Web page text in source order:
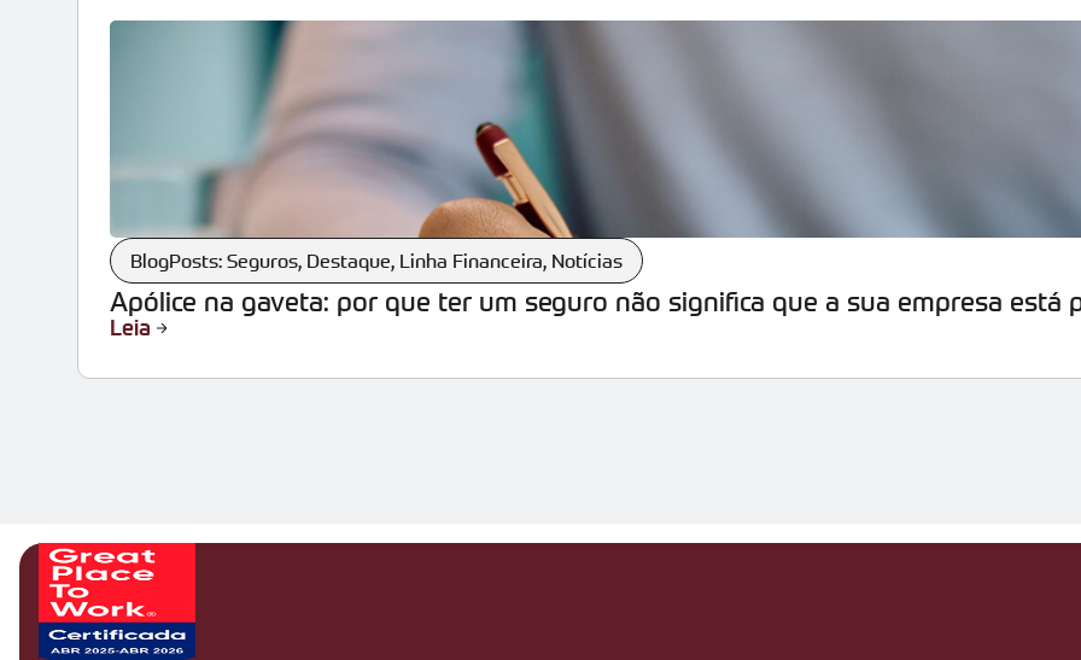
BlogPosts: Seguros, Destaque, Linha Financeira, Notícias
Apólice na gaveta: por que ter um seguro não significa que a sua empresa está
Leia